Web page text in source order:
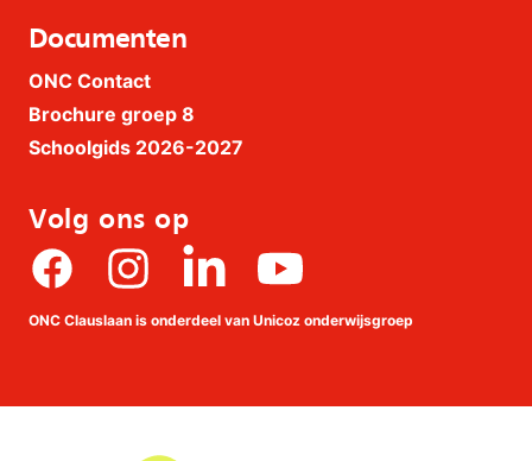
Documenten
ONC Contact
Brochure groep 8
Schoolgids 2026-2027
Volg ons op
FacebookInstagram Youtube
ONC Clauslaan is onderdeel van Unicoz onderwijsgroep